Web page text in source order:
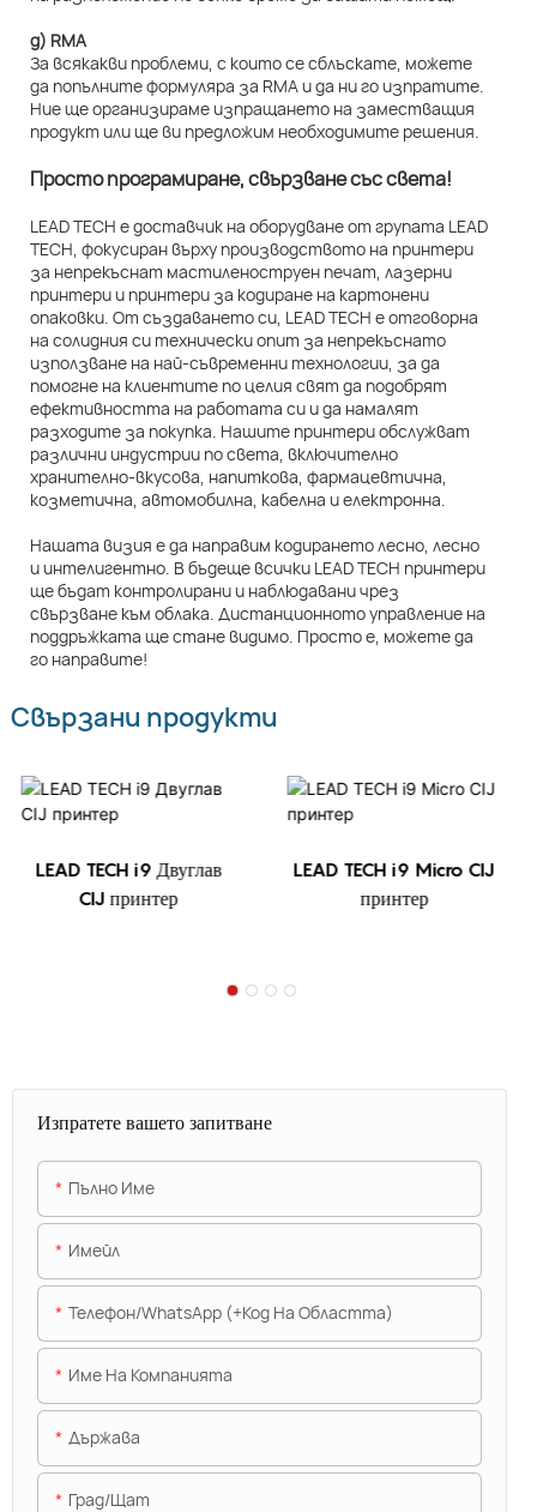
д) RMA
За всякакви проблеми, с които се сблъскате, можете
да попълните формуляра за RMA и да ни го изпратите.
Ние ще организираме изпращането на заместващия
продукт или ще ви предложим необходимите решения.
Просто програмиране, свързване със света!
LEAD TECH е доставчик на оборудване от групата LEAD
TECH, фокусиран върху производството на принтери
за непрекъснат мастиленоструен печат, лазерни
принтери и принтери за кодиране на картонени
опаковки. От създаването си, LEAD TECH е отговорна
на солидния си технически опит за непрекъснато
използване на най-съвременни технологии, за да
помогне на клиентите по целия свят да подобрят
ефективността на работата си и да намалят
разходите за покупка. Нашите принтери обслужват
различни индустрии по света, включително
хранително-вкусова, напиткова, фармацевтична,
козметична, автомобилна, кабелна и електронна.
Нашата визия е да направим кодирането лесно, лесно
и интелигентно. В бъдеще всички LEAD TECH принтери
ще бъдат контролирани и наблюдавани чрез
свързване към облака. Дистанционното управление на
поддръжката ще стане видимо. Просто е, можете да
го направите!
Свързани продукти
LEAD TECH i9 Двуглав
CIJ принтер
LEAD TECH i9 Micro CIJ
принтер
Изпратете вашето запитване
Пълно Име
Имейл
Телефон/WhatsApp (+Код На Областта)
Име На Компанията
Държава
Град/щат